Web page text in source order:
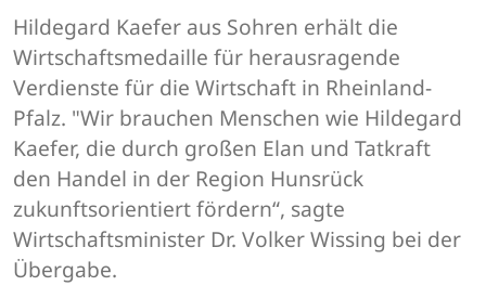
Hildegard Kaefer aus Sohren erhält die
Wirtschaftsmedaille für herausragende
Verdienste für die Wirtschaft in Rheinland-
Pfalz. "Wir brauchen Menschen wie Hildegard
Kaefer, die durch großen Elan und Tatkraft
den Handel in der Region Hunsrück
zukunftsorientiert fördern“, sagte
Wirtschaftsminister Dr. Volker Wissing bei der
Übergabe.